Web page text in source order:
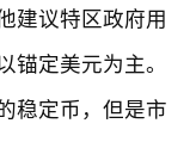
建议特区政府用
锚定美元为主。
稳定币，但是市